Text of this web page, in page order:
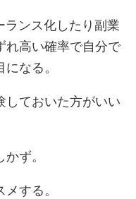
ランス化したり副業
れ高い確率で自分で
なる。
しておいた方がいい
ず。
する。